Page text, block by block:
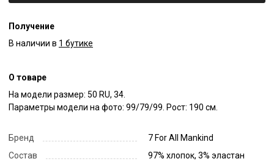
Получение
В наличии в 1 бутике
О товаре
На модели размер: 50 RU, 34.
Параметры модели на фото: 99/79/99. Рост: 190 см.
Бренд
7 For All Mankind
Состав
97% хлопок, 3% эластан